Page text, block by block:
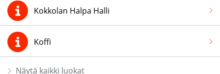
Kokkolan Halpa Halli
Koffi
Näytä kaikki luokat